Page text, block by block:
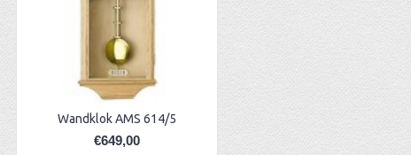
Wandklok AMS 614/5
€649,00